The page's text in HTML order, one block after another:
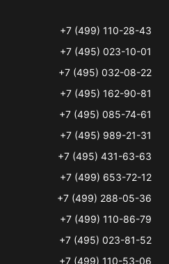
+7 (499) 110-28-43
+7 (495) 023-10-01
+7 (495) 032-08-22
+7 (495) 162-90-81
+7 (495) 085-74-61
+7 (495) 989-21-31
+7 (495) 431-63-63
+7 (499) 653-72-12
+7 (499) 288-05-36
+7 (499) 110-86-79
+7 (495) 023-81-52
+7 (499) 110-53-06